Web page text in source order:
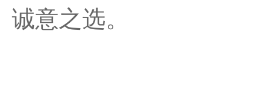
诚意之选。